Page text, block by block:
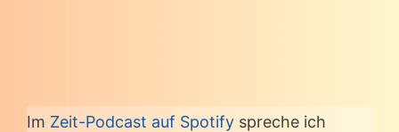
Im Zeit-Podcast auf Spotify spreche ich